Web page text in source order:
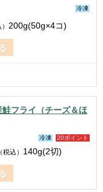
冷凍
200g(50g×4コ)
フライ（チーズ＆ほ
20ポイント
冷凍
（税込） 140g(2切)